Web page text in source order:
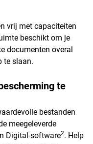
vrij met capaciteiten
beschikt om je
documenten overal
te slaan.
te
bestanden
meegeleverde
Digital-software2. Help